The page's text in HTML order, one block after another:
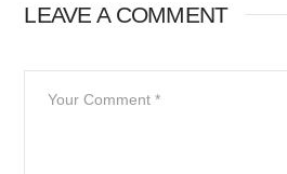
LEAVE A COMMENT